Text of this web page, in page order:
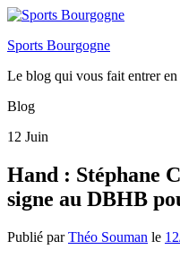
Sports Bourgogne
Le blog qui vous fait entrer en
Blog
12 Juin
Hand : Stéphane
signe au DBHB
Publié parThéo Souman le